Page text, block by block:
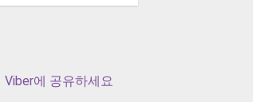
Viber에 공유하세요